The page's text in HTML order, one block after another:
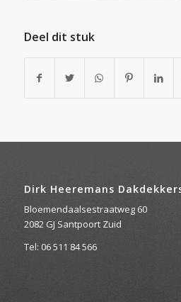
Deel dit stuk
Dirk Heeremans
Bloemendaalsestraatweg 60
2082 GJ Santpoort Zuid
Tel: 06 511 84 566